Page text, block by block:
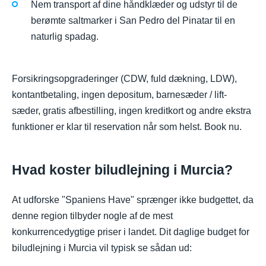
Nem transport af dine håndklæder og udstyr til de
berømte saltmarker i San Pedro del Pinatar til en
naturlig spadag.
Forsikringsopgraderinger (CDW, fuld dækning, LDW),
kontantbetaling, ingen depositum, barnesæder / lift-
sæder, gratis afbestilling, ingen kreditkort og andre ekstra
funktioner er klar til reservation når som helst. Book nu.
Hvad koster biludlejning i Murcia?
At udforske "Spaniens Have" sprænger ikke budgettet, da
denne region tilbyder nogle af de mest
konkurrencedygtige priser i landet. Dit daglige budget for
biludlejning i Murcia vil typisk se sådan ud: